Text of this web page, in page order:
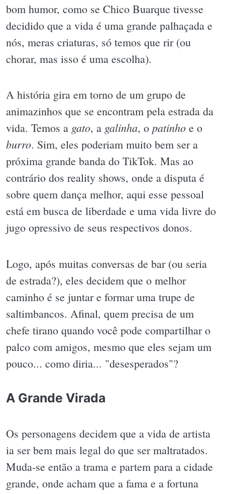
bom humor, como se Chico Buarque tivesse
decidido que a vida é uma grande palhaçada e
nós, meras criaturas, só temos que rir (ou
chorar, mas isso é uma escolha).
A história gira em torno de um grupo de
animazinhos que se encontram pela estrada da
vida. Temos a gato, a galinha, o patinho e o
burro. Sim, eles poderiam muito bem ser a
próxima grande banda do TikTok. Mas ao
contrário dos reality shows, onde a disputa é
sobre quem dança melhor, aqui esse pessoal
está em busca de liberdade e uma vida livre do
jugo opressivo de seus respectivos donos.
Logo, após muitas conversas de bar (ou seria
de estrada?), eles decidem que o melhor
caminho é se juntar e formar uma trupe de
saltimbancos. Afinal, quem precisa de um
chefe tirano quando você pode compartilhar o
palco com amigos, mesmo que eles sejam um
pouco... como diria... "desesperados"?
A Grande Virada
Os personagens decidem que a vida de artista
ia ser bem mais legal do que ser maltratados.
Muda-se então a trama e partem para a cidade
grande, onde acham que a fama e a fortuna